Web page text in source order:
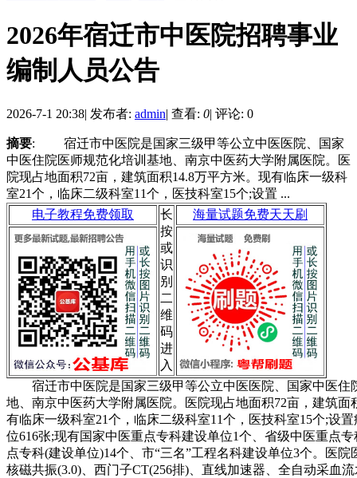
2026年宿迁市中医院招聘事业
编制人员公告
2026-7-1 20:38| 发布者: admin| 查看: 0| 评论: 0
摘要: 宿迁市中医院是国家三级甲等公立中医医院、国家
中医住院医师规范化培训基地、南京中医药大学附属医院。医
院现占地面积72亩，建筑面积14.8万平方米。现有临床一级科
室21个，临床二级科室11个，医技科室15个;设置 ...
电子教程免费领取
长
按
或
识
别
二
维
码
进
入
海量试题免费天天刷
宿迁市中医院是国家三级甲等公立中医医院、国家中医住
地、南京中医药大学附属医院。医院现占地面积72亩，建筑面
有临床一级科室21个，临床二级科室11个，医技科室15个;设
位616张;现有国家中医重点专科建设单位1个、省级中医重点
点专科(建设单位)14个、市“三名”工程名科建设单位3个。医
核磁共振(3.0)、西门子CT(256排)、直线加速器、全自动采血